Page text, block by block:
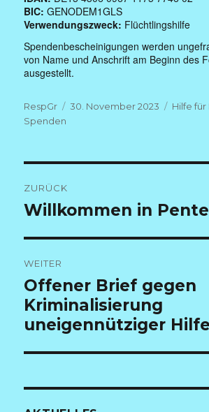
BIC: GENODEM1GLS
Verwendungszweck: Flüchtlingshilfe
Spendenbescheinigungen werden
von Name und Anschrift am Beginn des
ausgestellt.
Autor
RespGr
Veröffentlicht
30. November 2023 Hilfe
Spenden
ZURÜCK
Vorheriger
Beitrag:
Willkommen in
WEITER
Nächster
Beitrag:
Offener Brief gegen
Kriminalisierung
uneigennütziger Hilfe